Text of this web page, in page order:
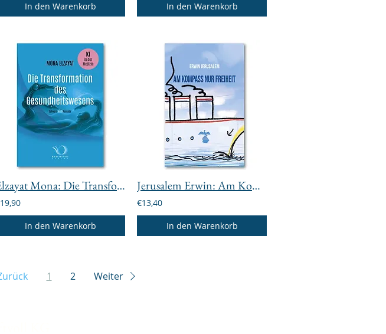
In den Warenkorb In den Warenkorb
Elzayat Mona: Die Transformation des Gesundheitswesens: KI in der Medizins
In den Warenkorb
Jerusalem Erwin: Am Kompass nur Freiheit
€13,40
In den Warenkorb
1 2 Weiter